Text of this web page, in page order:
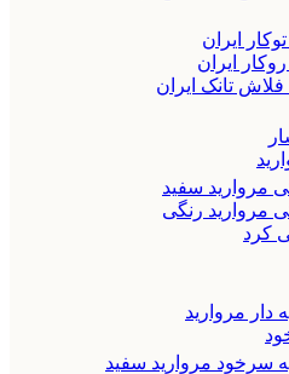
ایران
ایران
تانک ایران
مروارید سفید
مروارید رنگی
کرد
دار مروارید
سرخود مروارید سفید